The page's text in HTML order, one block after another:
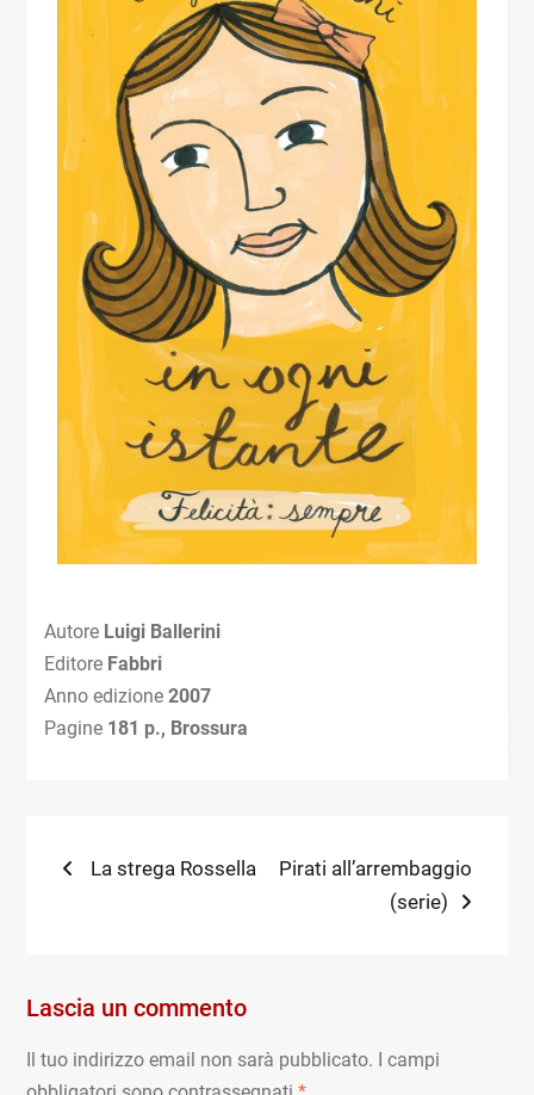
AutoreLuigi Ballerini
EditoreFabbri
Anno edizione 2007
Pagine 181 p., Brossura
Navigazione
Previous
La strega Rossella
Next
Pirati all’arrembaggio
(serie)
Lascia un commento
Il tuo indirizzo email non sarà pubblicato.
I campi